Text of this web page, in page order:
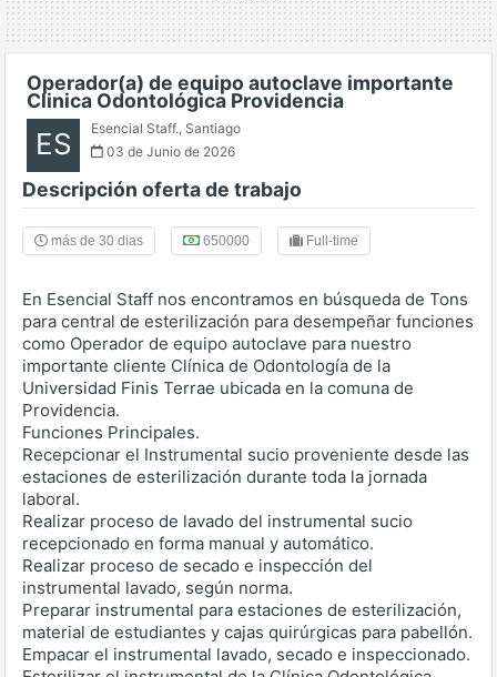
Operador(a) de equipo autoclave importante
Clinica Odontológica Providencia
ES Esencial Staff., Santiago
03 de Junio de 2026
Descripción oferta de trabajo
más de 30 dias 650000 Full-time
En Esencial Staff nos encontramos en búsqueda de Tons
para central de esterilización para desempeñar funciones
como Operador de equipo autoclave para nuestro
importante cliente Clínica de Odontología de la
Universidad Finis Terrae ubicada en la comuna de
Providencia.
Funciones Principales.
Recepcionar el Instrumental sucio proveniente desde las
estaciones de esterilización durante toda la jornada
laboral.
Realizar proceso de lavado del instrumental sucio
recepcionado en forma manual y automático.
Realizar proceso de secado e inspección del
instrumental lavado, según norma.
Preparar instrumental para estaciones de esterilización,
material de estudiantes y cajas quirúrgicas para pabellón.
Empacar el instrumental lavado, secado e inspeccionado.